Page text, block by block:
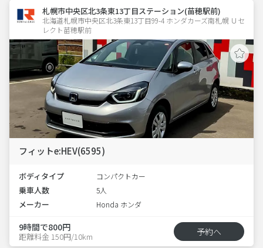
札幌市中央区北3条東13丁目ステーション(苗穂駅前)
北海道札幌市中央区北3条東13丁目99-4 ホンダカーズ南札幌 Ｕセ
レクト苗穂駅前
フィットe:HEV(6595)
ボディタイプ コンパクトカー
乗車人数 5人
メーカー Honda ホンダ
9時間で800円
距離料金 150円/10km 予約へ